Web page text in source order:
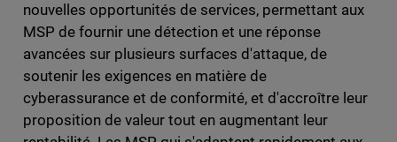
nouvelles opportunités de services, permettant aux
MSP de fournir une détection et une réponse
avancées sur plusieurs surfaces d'attaque, de
soutenir les exigences en matière de
cyberassurance et de conformité, et d'accroître leur
proposition de valeur tout en augmentant leur